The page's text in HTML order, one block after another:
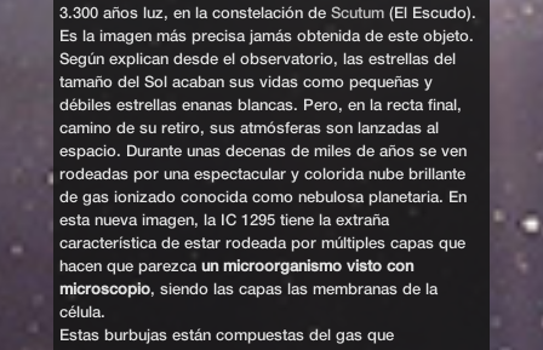
3.300 años luz, en la constelación de Scutum (El Escudo).
Es la imagen más precisa jamás obtenida de este objeto.
Según explican desde el observatorio, las estrellas del
tamaño del Sol acaban sus vidas como pequeñas y
débiles estrellas enanas blancas. Pero, en la recta final,
camino de su retiro, sus atmósferas son lanzadas al
espacio. Durante unas decenas de miles de años se ven
rodeadas por una espectacular y colorida nube brillante
de gas ionizado conocida como nebulosa planetaria. En
esta nueva imagen, la IC 1295 tiene la extraña
característica de estar rodeada por múltiples capas que
hacen que parezca un microorganismo visto con
microscopio, siendo las capas las membranas de la
célula.
Estas burbujas están compuestas del gas que